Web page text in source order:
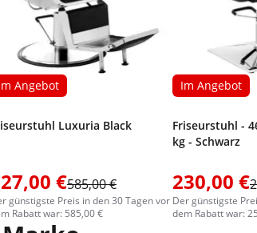
Angebot
Luxuria Black
€585,00 €
günstigste Preis in den 30 Tagen vor
Rabatt war: 585,00 €
Im Angebot
Friseurstuhl -
kg - Schwarz
230,00 €
Der günstigste
dem Rabatt war: